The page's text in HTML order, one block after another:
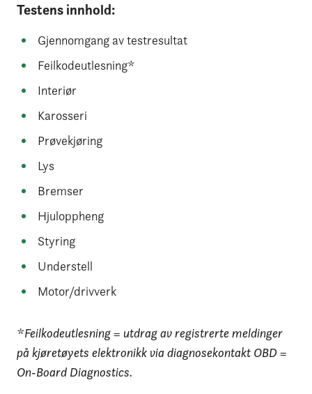
Testens innhold:
Gjennomgang av testresultat
Feilkodeutlesning*
Interiør
Karosseri
Prøvekjøring
Lys
Bremser
Hjuloppheng
Styring
Understell
Motor/drivverk
*Feilkodeutlesning = utdrag av registrerte meldinger
på kjøretøyets elektronikk via diagnosekontakt OBD =
On-Board Diagnostics.